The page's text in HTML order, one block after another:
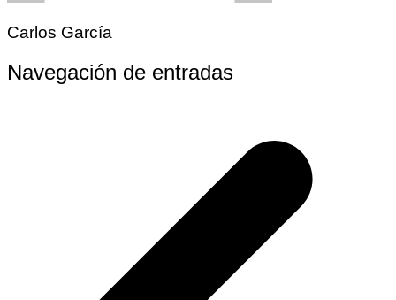
Carlos García
Navegación de entradas